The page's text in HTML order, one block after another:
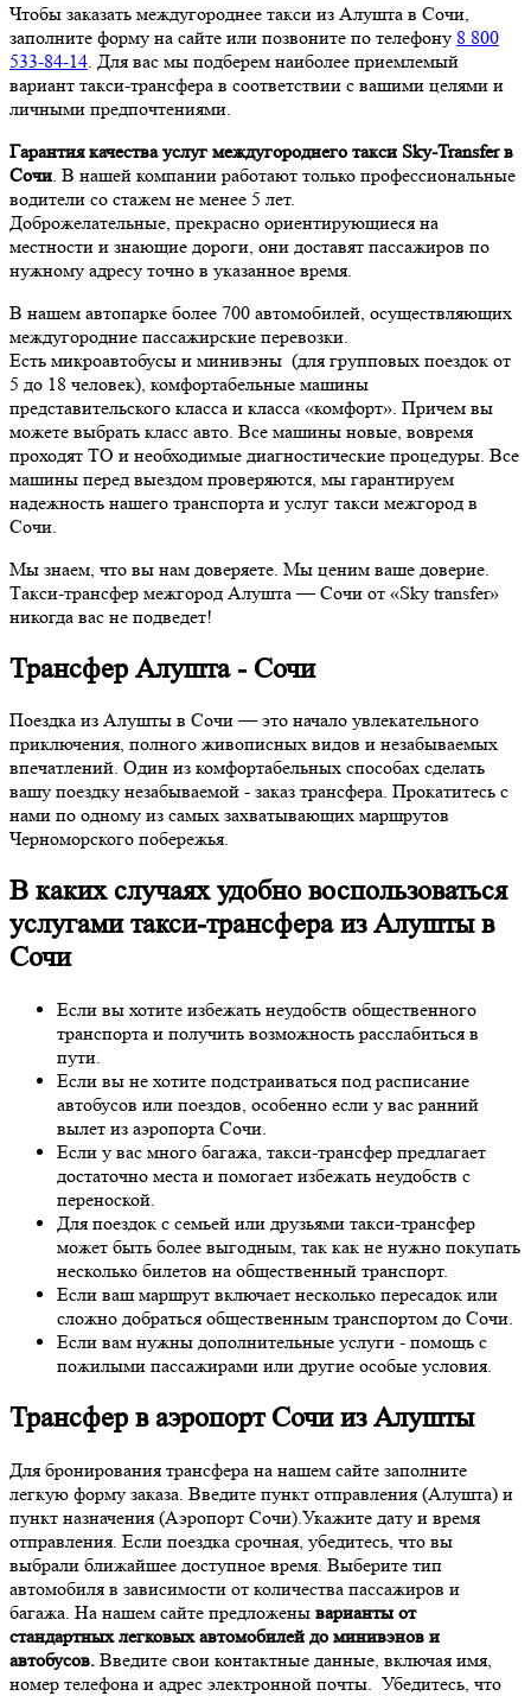
Чтобы заказать междугороднее такси из Алушта в Сочи,
заполните форму на сайте или позвоните по телефону 8 800
533-84-14 . Для вас мы подберем наиболее приемлемый
вариант такси-трансфера в соответствии с вашими целями и
личными предпочтениями.
Гарантия качества услуг междугороднего такси Sky-Transfer в
Сочи . В нашей компании работают только профессиональные
водители со стажем не менее 5 лет.
Доброжелательные, прекрасно ориентирующиеся на
местности и знающие дороги, они доставят пассажиров по
нужному адресу точно в указанное время.
В нашем автопарке более 700 автомобилей, осуществляющих
междугородние пассажирские перевозки.
Есть микроавтобусы и минивэны (для групповых поездок от
5 до 18 человек), комфортабельные машины
представительского класса и класса «комфорт». Причем вы
можете выбрать класс авто. Все машины новые, вовремя
проходят ТО и необходимые диагностические процедуры. Все
машины перед выездом проверяются, мы гарантируем
надежность нашего транспорта и услуг такси межгород в
Сочи.
Мы знаем, что вы нам доверяете. Мы ценим ваше доверие.
Такси-трансфер межгород Алушта — Сочи от «Sky transfer»
никогда вас не подведет!
Трансфер Алушта - Сочи
Поездка из Алушты в Сочи — это начало увлекательного
приключения, полного живописных видов и незабываемых
впечатлений. Один из комфортабельных способах сделать
вашу поездку незабываемой - заказ трансфера. Прокатитесь с
нами по одному из самых захватывающих маршрутов
Черноморского побережья.
В каких случаях удобно воспользоваться
услугами такси-трансфера из Алушты в
Сочи
Если вы хотите избежать неудобств общественного
транспорта и получить возможность расслабиться в
пути.
Если вы не хотите подстраиваться под расписание
автобусов или поездов, особенно если у вас ранний
вылет из аэропорта Сочи.
Если у вас много багажа, такси-трансфер предлагает
достаточно места и помогает избежать неудобств с
переноской.
Для поездок с семьей или друзьями такси-трансфер
может быть более выгодным, так как не нужно покупать
несколько билетов на общественный транспорт.
Если ваш маршрут включает несколько пересадок или
сложно добраться общественным транспортом до Сочи.
Если вам нужны дополнительные услуги - помощь с
пожилыми пассажирами или другие особые условия.
Трансфер в аэропорт Сочи из Алушты
Для бронирования трансфера на нашем сайте заполните
легкую форму заказа. Введите пункт отправления (Алушта) и
пункт назначения (Аэропорт Сочи).Укажите дату и время
отправления. Если поездка срочная, убедитесь, что вы
выбрали ближайшее доступное время. Выберите тип
автомобиля в зависимости от количества пассажиров и
багажа. На нашем сайте предложены варианты от
стандартных легковых автомобилей до минивэнов и
автобусов. Введите свои контактные данные, включая имя,
номер телефона и адрес электронной почты. Убедитесь, что